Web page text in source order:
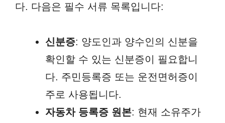
다. 다음은 필수 서류 목록입니다:
신분증: 양도인과 양수인의 신분을
확인할 수 있는 신분증이 필요합니
다. 주민등록증 또는 운전면허증이
주로 사용됩니다.
자동차 등록증 원본: 현재 소유주가